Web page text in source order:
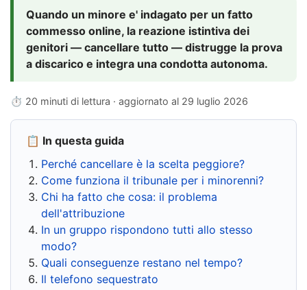
Quando un minore e' indagato per un fatto
commesso online, la reazione istintiva dei
genitori — cancellare tutto — distrugge la prova
a discarico e integra una condotta autonoma.
⏱ 20 minuti di lettura · aggiornato al 29 luglio 2026
📋 In questa guida
Perché cancellare è la scelta peggiore?
Come funziona il tribunale per i minorenni?
Chi ha fatto che cosa: il problema
dell'attribuzione
In un gruppo rispondono tutti allo stesso
modo?
Quali conseguenze restano nel tempo?
Il telefono sequestrato